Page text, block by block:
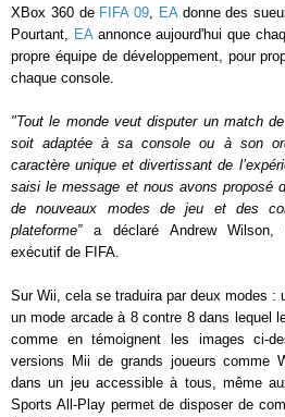
XBox 360 de FIFA 09, EAdonne des
Pourtant, EAannonce aujourd'hui que
propre équipe de développement, pour
chaque console.
"Tout le monde veut disputer un match
soit adaptée à sa console ou à son
caractère unique et divertissant de
saisi le message et nous avons proposé
de nouveaux modes de jeu et des
plateforme”a déclaré Andrew Wilson,
exécutif de FIFA.
Sur Wii, cela se traduira par deux modes :
un mode arcade à 8 contre 8 dans lequel
comme en témoignent les images ci-
versions Mii de grands joueurs comme
dans un jeu accessible à tous, même
Sports All-Play permet de disposer de